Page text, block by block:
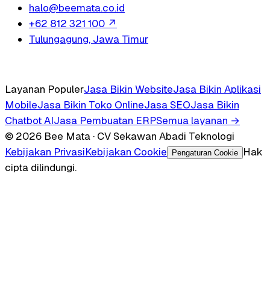
halo@beemata.co.id
+62 812 321 100 ↗
Tulungagung, Jawa Timur
Layanan PopulerJasa Bikin WebsiteJasa Bikin Aplikasi
MobileJasa Bikin Toko OnlineJasa SEOJasa Bikin
Chatbot AIJasa Pembuatan ERPSemua layanan →
© 2026 Bee Mata · CV Sekawan Abadi Teknologi
Kebijakan PrivasiKebijakan Cookie Pengaturan Cookie
Hak
cipta dilindungi.